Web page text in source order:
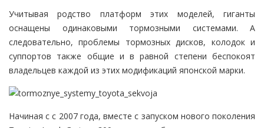
Учитывая родство платформ этих моделей, гиганты
оснащены одинаковыми тормозными системами. А
следовательно, проблемы тормозных дисков, колодок и
суппортов также общие и в равной степени беспокоят
владельцев каждой из этих модификаций японской марки.
Начиная с с 2007 года, вместе с запуском нового поколения